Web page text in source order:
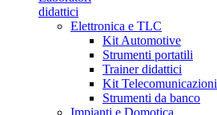
didattici
Elettronica e TLC
Kit Automotive
Strumenti portatili
Trainer didattici
Kit Telecomunicazioni
Strumenti da banco
Impianti e Domotica